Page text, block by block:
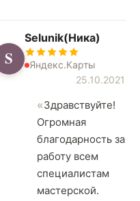
S
Selunik(Ника)
Яндекс.Карты
25.10.2021
Здравствуйте!
Огромная
благодарность за
работу всем
специалистам
мастерской.